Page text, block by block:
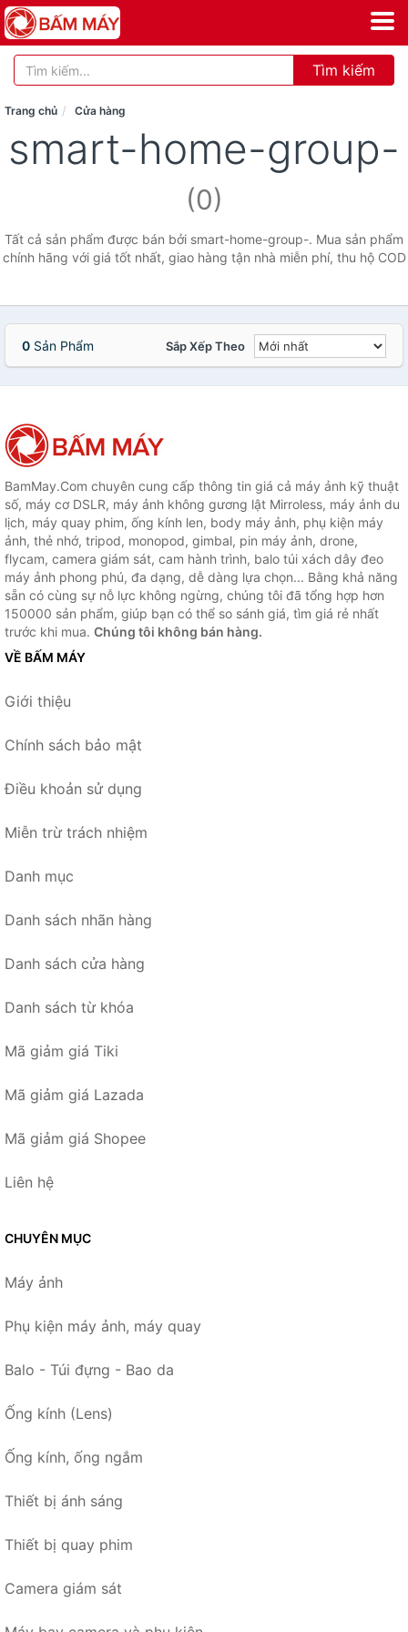
Tìm kiếm
Trang chủ Cửa hàng
smart-home-group-
(0)
Tất cả sản phẩm được bán bởi smart-home-group-. Mua sản phẩm
chính hãng với giá tốt nhất, giao hàng tận nhà miễn phí, thu hộ COD
0 Sản Phẩm Sắp Xếp Theo
BamMay.Com chuyên cung cấp thông tin giá cả máy ảnh kỹ thuật
số, máy cơ DSLR, máy ảnh không gương lật Mirroless, máy ảnh du
lịch, máy quay phim, ống kính len, body máy ảnh, phụ kiện máy
ảnh, thẻ nhớ, tripod, monopod, gimbal, pin máy ảnh, drone,
flycam, camera giám sát, cam hành trình, balo túi xách dây đeo
máy ảnh phong phú, đa dạng, dễ dàng lựa chọn... Bằng khả năng
sẵn có cùng sự nỗ lực không ngừng, chúng tôi đã tổng hợp hơn
150000 sản phẩm, giúp bạn có thể so sánh giá, tìm giá rẻ nhất
trước khi mua. Chúng tôi không bán hàng.
VỀ BẤM MÁY
Giới thiệu
Chính sách bảo mật
Điều khoản sử dụng
Miễn trừ trách nhiệm
Danh mục
Danh sách nhãn hàng
Danh sách cửa hàng
Danh sách từ khóa
Mã giảm giá Tiki
Mã giảm giá Lazada
Mã giảm giá Shopee
Liên hệ
CHUYÊN MỤC
Máy ảnh
Phụ kiện máy ảnh, máy quay
Balo - Túi đựng - Bao da
Ống kính (Lens)
Ống kính, ống ngắm
Thiết bị ánh sáng
Thiết bị quay phim
Camera giám sát